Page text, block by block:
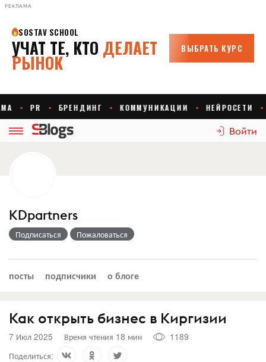
РЕКЛАМА
Войти
KDpartners
Подписаться Пожаловаться
посты подписчики о блоге
Как открыть бизнес в Киргизии
7 Июл 2025 Время чтения 18 мин
1189
Поделиться: